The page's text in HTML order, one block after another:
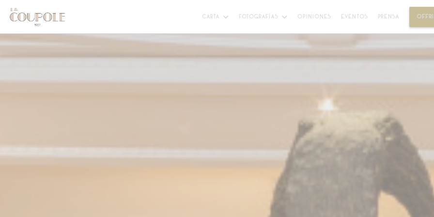
Personalización de sus opciones de cookies
CARTA FOTOGRAFÍAS OPINIONES EVENTOS PRENSA